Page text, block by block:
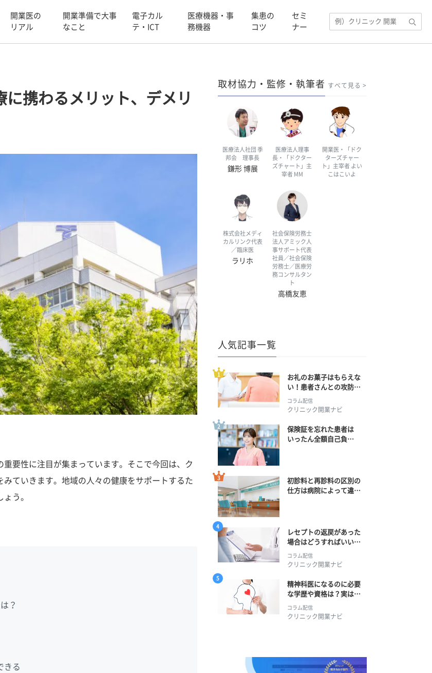
開業医の
リアル
開業準備で大事
なこと
電子カル
テ・ICT
医療機器・事
務機器
集患の
コツ
セミ
ナー
携わるメリット、デメリ
要性に注目が集まっています。そこで今回は、ク
ていきます。地域の人々の健康をサポートするた
う。
？
きる
取材協力・監修・執筆者 すべて見る
医療法人社団 季
邦会 理事長
鎌形 博展
医療法人理事
長・「ドクター
ズチャート」主
宰者 MM
開業医・「ドク
ターズチャー
ト」主宰者 よい
こはこいよ
株式会社メディ
カルリンク代表
／臨床医
ラリホ
社会保険労務士
法人アミック人
事サポート代表
社員／社会保険
労務士／医療労
務コンサルタン
ト
高橋友恵
人気記事一覧
お礼のお菓子はもらえな
い！患者さんとの攻防の
コラム配信
クリニック開業ナビ
保険証を忘れた患者は
いったん全額自己負
初診料と再診料の区別の
仕方は病院によって違
レセプトの返戻があった
場合はどうすればいい？
そのプロセスとは？
コラム配信
クリニック開業ナビ
精神科医になるのに必要
な学歴や資格は？実は学
士編入学からでも目指せ
る！
コラム配信
クリニック開業ナビ